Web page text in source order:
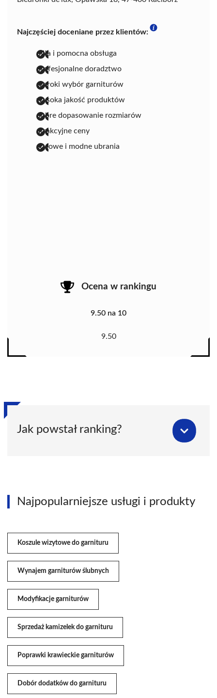
Najczęściej doceniane przez klientów:
miła i pomocna obsługa
profesjonalne doradztwo
szeroki wybór garniturów
wysoka jakość produktów
dobre dopasowanie rozmiarów
atrakcyjne ceny
stylowe i modne ubrania
Ocena w rankingu
9.50 na 10
9.50
Jak powstał ranking?
Najpopularniejsze usługi i produkty
Koszule wizytowe do garnituru
Wynajem garniturów ślubnych
Modyfikacje garniturów
Sprzedaż kamizelek do garnituru
Poprawki krawieckie garniturów
Dobór dodatków do garnituru